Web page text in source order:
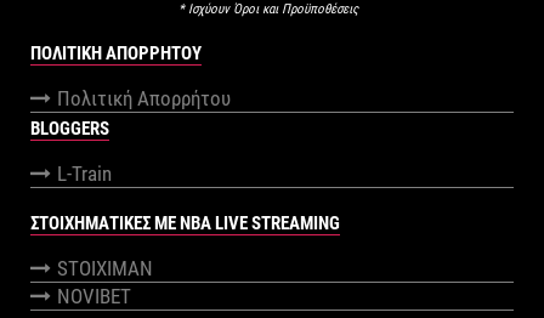
* Ισχύουν Όροι και Προϋποθέσεις
ΠΟΛΙΤΙΚΉ ΑΠΟΡΡΉΤΟΥ
Πολιτική Απορρήτου
BLOGGERS
L-Train
ΣΤΟΙΧΗΜΑΤΙΚΕΣ ΜΕ NBA LIVE STREAMING
STOIXIMAN
NOVIBET